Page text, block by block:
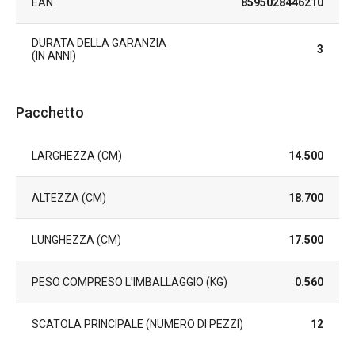
DURATA DELLA GARANZIA
(IN ANNI)
3
Pacchetto
LARGHEZZA (CM) 14.500
ALTEZZA (CM) 18.700
LUNGHEZZA (CM) 17.500
PESO COMPRESO L'IMBALLAGGIO (KG) 0.560
SCATOLA PRINCIPALE (NUMERO DI PEZZI) 12